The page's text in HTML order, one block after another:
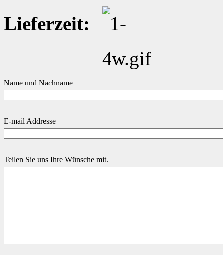
Lieferzeit:
Name und Nachname.
E-mail Addresse
Teilen Sie uns Ihre Wünsche mit.